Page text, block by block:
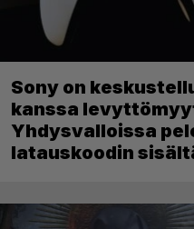
Sony on
kanssa
Yhdysvalloissa
latauskoodin